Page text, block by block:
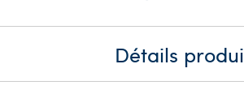
Détails